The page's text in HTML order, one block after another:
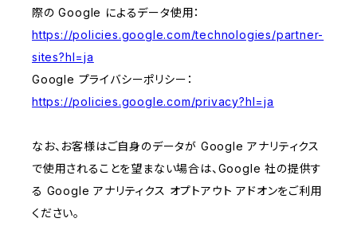
際の Google によるデータ使用：
https://policies.google.com/technologies/partner-
sites?hl=ja
Google プライバシーポリシー：
https://policies.google.com/privacy?hl=ja
なお、お客様はご自身のデータが Google アナリティクス
で使用されることを望まない場合は、Google 社の提供す
る Google アナリティクス オプトアウト アドオンをご利用
ください。